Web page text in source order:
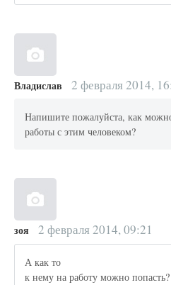
Владислав 2 февраля 2014,
Напишите пожалуйста, как
работы с этим человеком?
зоя 2 февраля 2014, 09:21
А как то
к нему на работу можно попасть?